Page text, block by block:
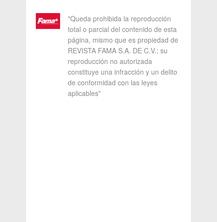
"Queda prohibida la reproducción
total o parcial del contenido de esta
página, mismo que es propiedad de
REVISTA FAMA S.A. DE C.V.; su
reproducción no autorizada
constituye una infracción y un delito
de conformidad con las leyes
aplicables"